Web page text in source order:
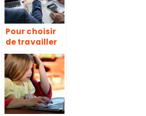
Pour choisir
de travailler
dans le
secteur du
commerce ?